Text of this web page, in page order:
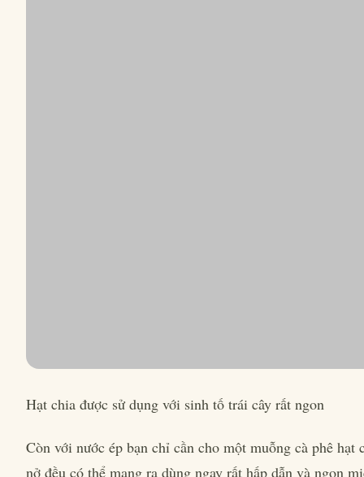
Hạt chia được sử dụng với sinh tố trái cây rất ngon
Còn với nước ép bạn chỉ cần cho một muỗng cà phê
nở đều có thể mang ra dùng ngay rất hấp dẫn và ngon